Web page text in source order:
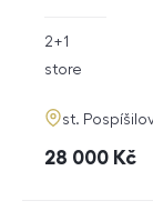
rozměry
2+1
funkce
store
adresa
st.
cena
28 000 Kč